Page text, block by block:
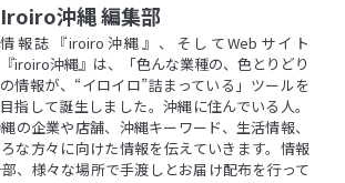
Iroiro沖縄 編集部
情報誌『iroiro沖縄』、そしてWebサイト
『iroiro沖縄』は、「色んな業種の、色とりどり
の情報が、“イロイロ”詰まっている」ツールを
目指して誕生しました。沖縄に住んでいる人。
の企業や店舗、沖縄キーワード、生活情報、
な方々に向けた情報を伝えていきます。情報
、様々な場所で手渡しとお届け配布を行って